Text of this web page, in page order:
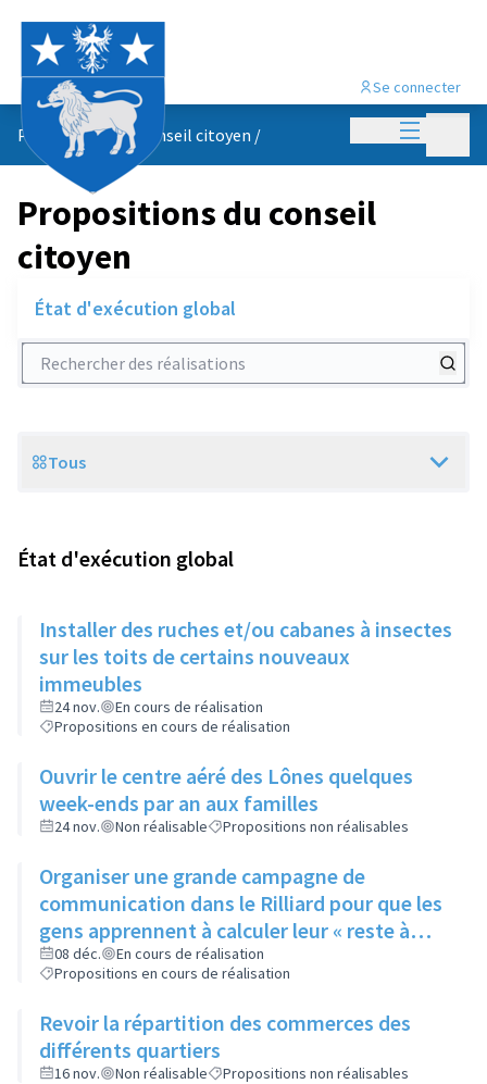
Menu
Se connecter
Propositions du conseil citoyen /
Propositions du conseil
citoyen
État d'exécution global
Rechercher des réalisations
Scope
Tous
État d'exécution global
Installer des ruches et/ou cabanes à insectes
sur les toits de certains nouveaux
immeubles
24 nov.
En cours de réalisation
Propositions en cours de réalisation
Ouvrir le centre aéré des Lônes quelques
week-ends par an aux familles
24 nov. Non réalisable Propositions non réalisables
Organiser une grande campagne de
communication dans le Rilliard pour que les
gens apprennent à calculer leur « reste à
vivre »
08 déc.
En cours de réalisation
Propositions en cours de réalisation
Revoir la répartition des commerces des
différents quartiers
16 nov. Non réalisable Propositions non réalisables